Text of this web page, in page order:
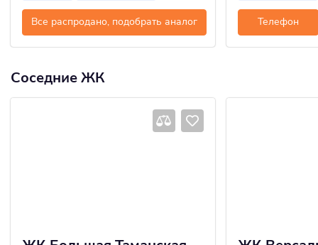
Все распродано, подобрать аналог Телефон
Соседние ЖК